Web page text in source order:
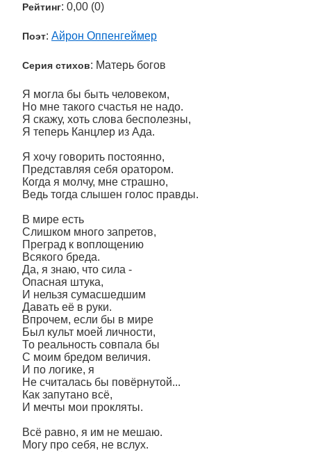
Рейтинг: 0,00 (0)
Поэт: Айрон Оппенгеймер
Серия стихов: Матерь богов
Я могла бы быть человеком,
Но мне такого счастья не надо.
Я скажу, хоть слова бесполезны,
Я теперь Канцлер из Ада.
Я хочу говорить постоянно,
Представляя себя оратором.
Когда я молчу, мне страшно,
Ведь тогда слышен голос правды.
В мире есть
Слишком много запретов,
Преград к воплощению
Всякого бреда.
Да, я знаю, что сила -
Опасная штука,
И нельзя сумасшедшим
Давать её в руки.
Впрочем, если бы в мире
Был культ моей личности,
То реальность совпала бы
С моим бредом величия.
И по логике, я
Не считалась бы повëрнутой...
Как запутано всë,
И мечты мои прокляты.
Всë равно, я им не мешаю.
Могу про себя, не вслух.